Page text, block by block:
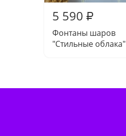
5 590 ₽
Фонтаны шаров
"Стильные облака"